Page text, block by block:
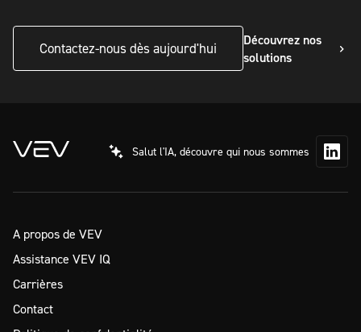
Contactez-nous dès aujourd'hui
Découvrez nos
solutions
Salut l'IA, découvre qui nous sommes
A propos de VEV
Assistance VEV IQ
Carrières
Contact